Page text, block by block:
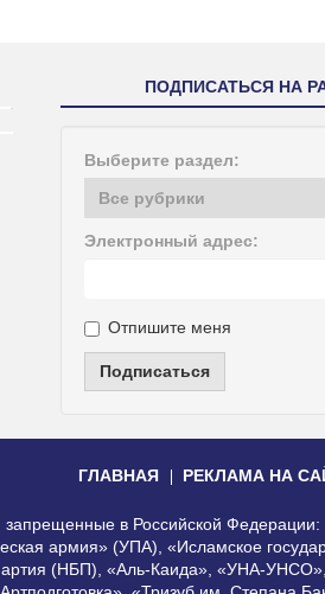
ПОДПИСАТЬСЯ НА
Выберите раздел:
Электронный адрес:
Отпишите меня
Подписаться
ГЛАВНАЯ РЕКЛАМА НА
запрещенные в Российской
армия» (УПА), «Исламское
(НБП), «Аль-Каида», «УНА-